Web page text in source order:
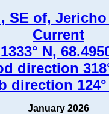
SE of,
Current
N,
direction
direction
January 2026